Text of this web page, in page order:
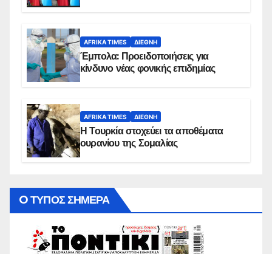
AFRIKA TIMES ΔΙΕΘΝΉ
Έμπολα: Προειδοποιήσεις για
κίνδυνο νέας φονικής επιδημίας
AFRIKA TIMES ΔΙΕΘΝΉ
Η Τουρκία στοχεύει τα αποθέματα
ουρανίου της Σομαλίας
O ΤΥΠΟΣ ΣΗΜΕΡΑ